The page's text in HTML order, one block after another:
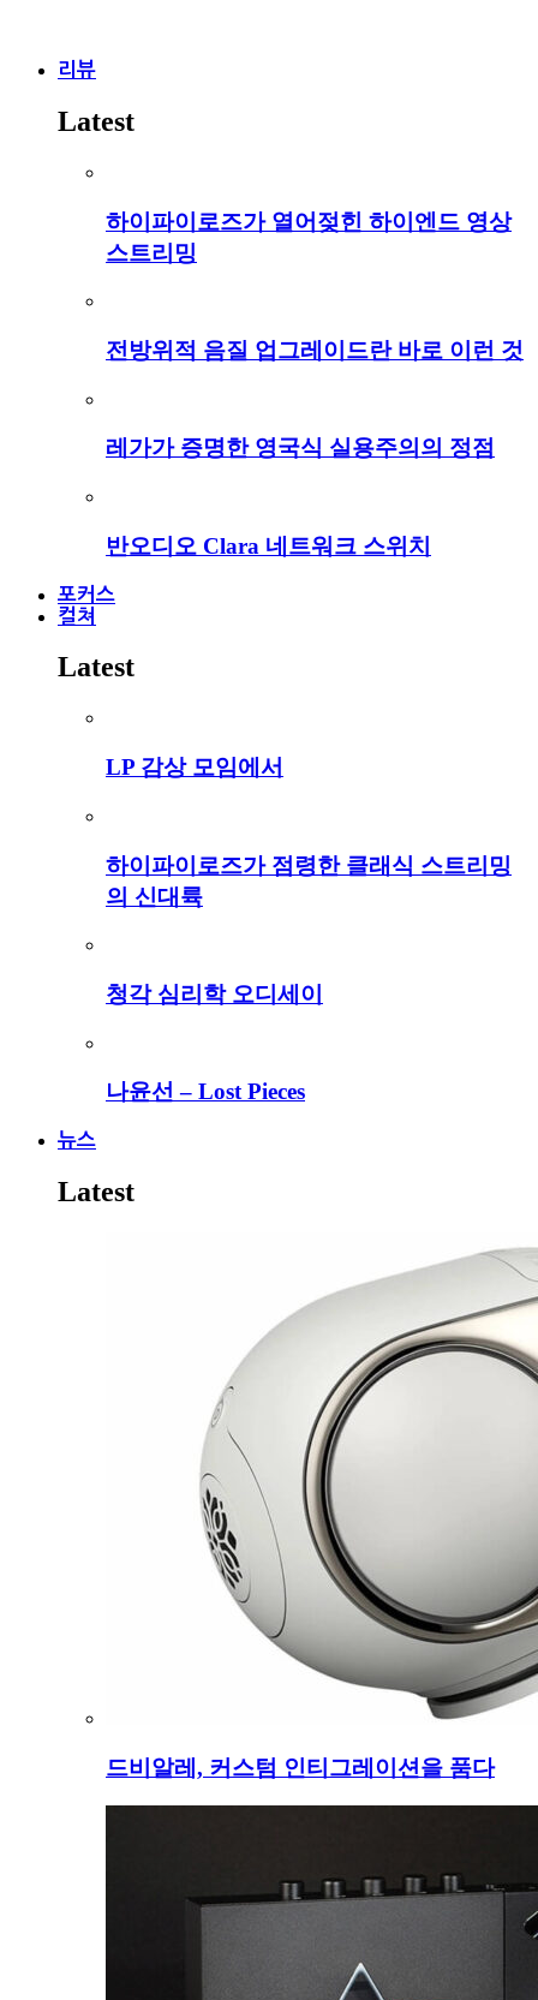
리뷰
Latest
하이파이로즈가 열어젖힌 하이엔드 영상
스트리밍
전방위적 음질 업그레이드란 바로 이런 것
레가가 증명한 영국식 실용주의의 정점
반오디오 Clara 네트워크 스위치
포커스
컬쳐
Latest
LP 감상 모임에서
하이파이로즈가 점령한 클래식 스트리밍
의 신대륙
청각 심리학 오디세이
나윤선 – Lost Pieces
뉴스
Latest
드비알레, 커스텀 인티그레이션을 품다